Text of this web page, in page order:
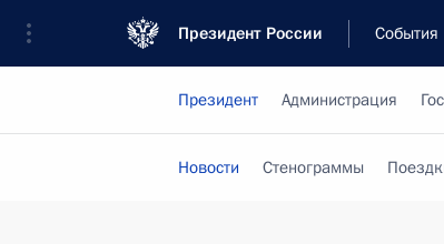
Президент России События
Президент Администрация
Новости Стенограммы